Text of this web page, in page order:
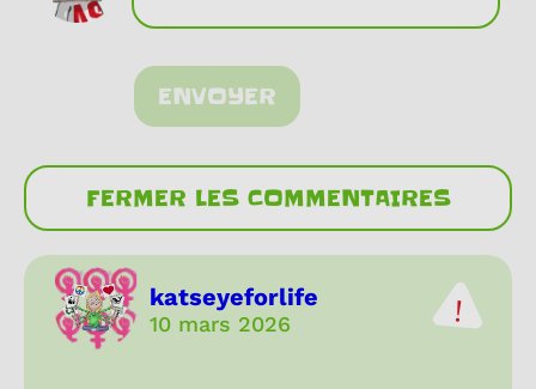
ENVOYER
FERMER LES COMMENTAIRES
katseyeforlife
10 mars 2026